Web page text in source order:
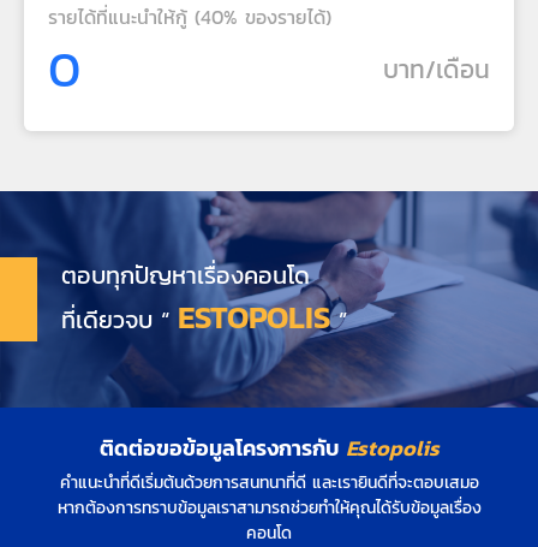
รายได้ที่แนะนำให้กู้ (40% ของรายได้)
0 บาท/เดือน
ตอบทุกปัญหาเรื่องคอนโด
ที่เดียวจบ “ ESTOPOLIS”
ติดต่อขอข้อมูลโครงการกับ Estopolis
คำแนะนำที่ดีเริ่มต้นด้วยการสนทนาที่ดี และเรายินดีที่จะตอบเสมอ
หากต้องการทราบข้อมูลเราสามารถช่วยทำให้คุณได้รับข้อมูลเรื่อง
คอนโด